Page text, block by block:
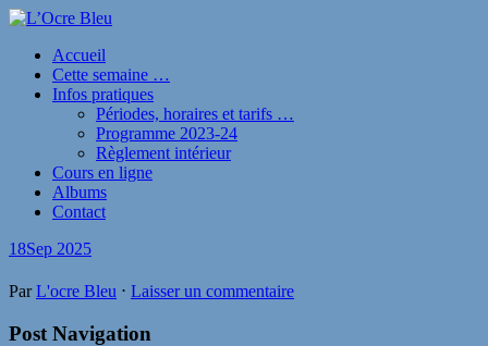
Accueil
Cette semaine …
Infos pratiques
Périodes, horaires et tarifs …
Programme 2023-24
Règlement intérieur
Cours en ligne
Albums
Contact
18Sep 2025
ParL'ocre Bleu ⋅ Laisser un commentaire
Post Navigation